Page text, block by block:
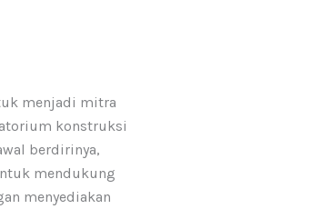
menjadi mitra
konstruksi
berdirinya,
mendukung
menyediakan